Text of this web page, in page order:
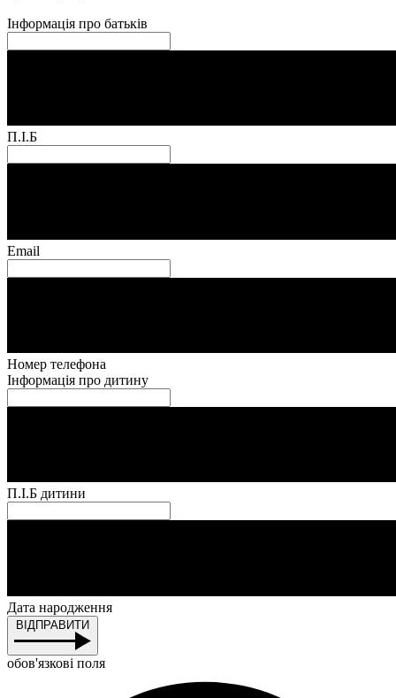
Інформація про батьків
П.І.Б
Email
Номер телефона
Інформація про дитину
П.І.Б дитини
Дата народження
ВІДПРАВИТИ
обов'язкові поля